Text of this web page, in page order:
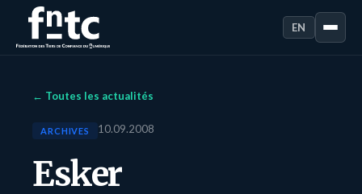
EN
← Toutes les actualités
ARCHIVES 10.09.2008
Esker